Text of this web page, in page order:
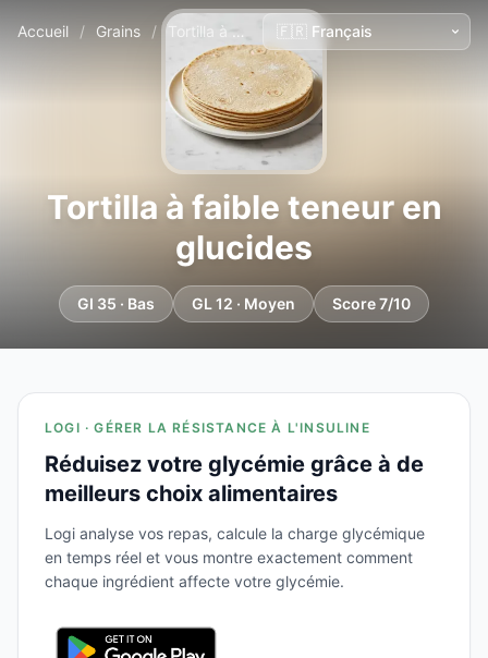
Accueil / Grains / Tortilla à faible teneur en glucides
Tortilla à faible teneur en
glucides
GI 35 · Bas GL 12 · Moyen Score 7/10
LOGI · GÉRER LA RÉSISTANCE À L'INSULINE
Réduisez votre glycémie grâce à de
meilleurs choix alimentaires
Logi analyse vos repas, calcule la charge glycémique
en temps réel et vous montre exactement comment
chaque ingrédient affecte votre glycémie.